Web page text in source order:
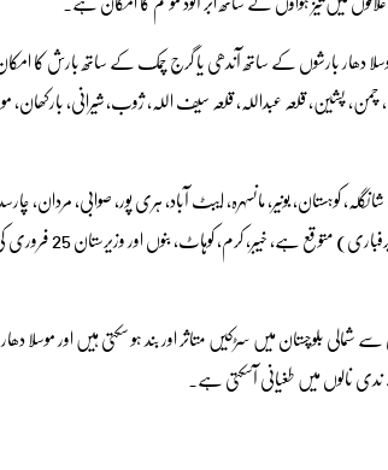
پشین، قلعہ عبداللہ، قلعہ سیف اللہ، ژوب، شیرانی، بارکھان،
کوہستان، بونیر، مانسہرہ، ایبٹ آباد، ہری پور، صوابی، مردان،
ندی نالوں میں طغیانی آسکتی ہے۔